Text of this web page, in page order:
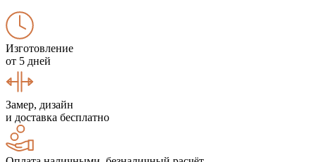
Изготовление
от 5 дней
Замер, дизайн
и доставка бесплатно